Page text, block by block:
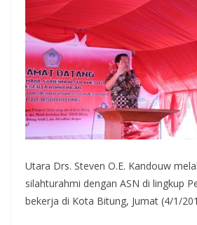
Utara Drs. Steven O.E. Kandouw
silahturahmi dengan ASN di lingkup
bekerja di Kota Bitung, Jumat (4/1/